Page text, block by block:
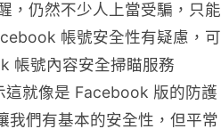
，仍然不少人上當受騙，只能
帳號安全性有疑慮，可
帳號內容安全掃瞄服務
這就像是 Facebook 版的防護
我們有基本的安全性，但平常